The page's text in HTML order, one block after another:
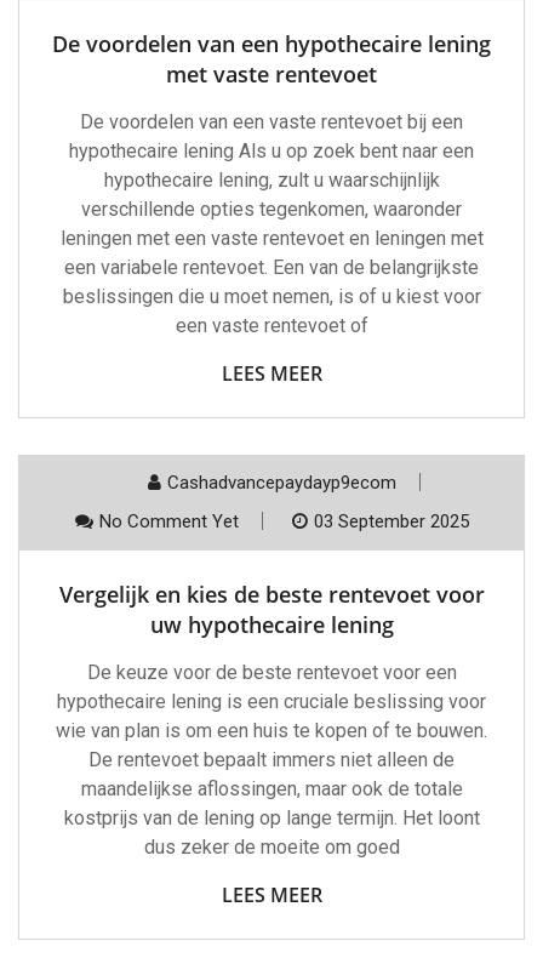
De voordelen van een hypothecaire lening
met vaste rentevoet
De voordelen van een vaste rentevoet bij een
hypothecaire lening Als u op zoek bent naar een
hypothecaire lening, zult u waarschijnlijk
verschillende opties tegenkomen, waaronder
leningen met een vaste rentevoet en leningen met
een variabele rentevoet. Een van de belangrijkste
beslissingen die u moet nemen, is of u kiest voor
een vaste rentevoet of
LEES MEER
Cashadvancepaydayp9ecom
No Comment Yet
03 September 2025
Vergelijk en kies de beste rentevoet voor
uw hypothecaire lening
De keuze voor de beste rentevoet voor een
hypothecaire lening is een cruciale beslissing voor
wie van plan is om een huis te kopen of te bouwen.
De rentevoet bepaalt immers niet alleen de
maandelijkse aflossingen, maar ook de totale
kostprijs van de lening op lange termijn. Het loont
dus zeker de moeite om goed
LEES MEER